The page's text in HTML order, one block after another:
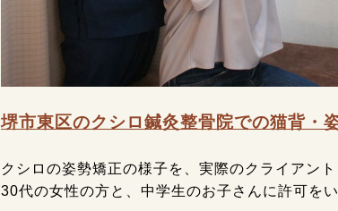
堺市東区のクシロ鍼灸整骨院での猫背・
クシロの姿勢矯正の様子を、実際のクライアン
30代の女性の方と、中学生のお子さんに許可を